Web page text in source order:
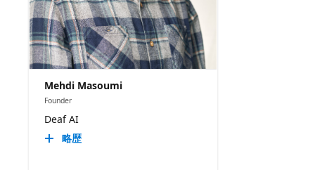
Mehdi Masoumi
Founder
Deaf AI
略歴